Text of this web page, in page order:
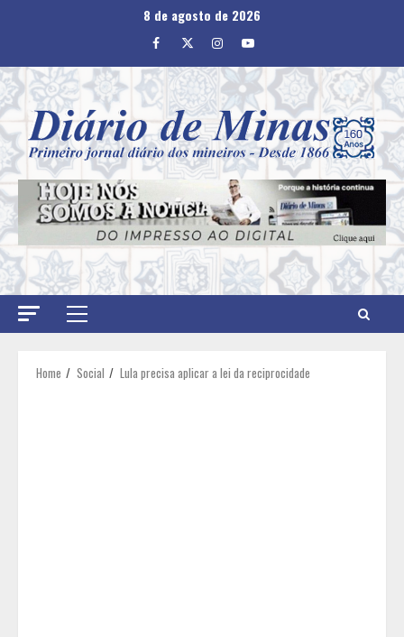
8 de agosto de 2026
Facebook
TwitterInstagram
Youtube
Primary
Home Social Lula precisa aplicar a lei da reciprocidade